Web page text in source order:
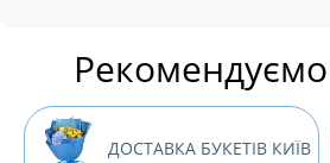
Рекомендуємо
ДОСТАВКА БУКЕТІВ КИЇВ